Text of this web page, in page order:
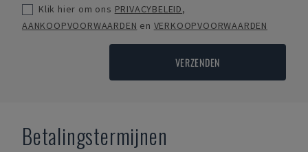
Klik hier om ons PRIVACYBELEID,
AANKOOPVOORWAARDEN en VERKOOPVOORWAARDEN
VERZENDEN
Betalingstermijnen